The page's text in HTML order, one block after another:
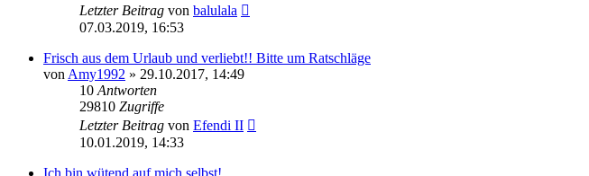
Letzter Beitrag von balulala
07.03.2019, 16:53
Frisch aus dem Urlaub und verliebt!! Bitte um Ratschläge
von Amy1992 » 29.10.2017, 14:49
10 Antworten
29810 Zugriffe
Letzter Beitrag von Efendi II
10.01.2019, 14:33
Ich bin wütend auf mich selbst!